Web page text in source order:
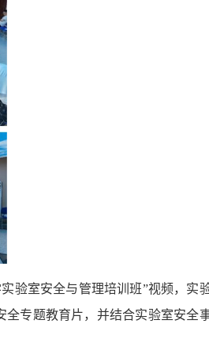
验室安全与管理培训班”视频，实
全专题教育片，并结合实验室安全